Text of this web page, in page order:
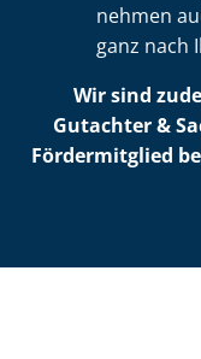
nehmen
ganz nach
Wir sind
Gutachter &
Fördermitglied